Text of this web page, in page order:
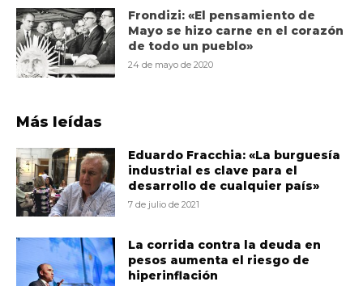
Frondizi: «El pensamiento de
Mayo se hizo carne en el corazón
de todo un pueblo»
24 de mayo de 2020
Más leídas
Eduardo Fracchia: «La burguesía
industrial es clave para el
desarrollo de cualquier país»
7 de julio de 2021
La corrida contra la deuda en
pesos aumenta el riesgo de
hiperinflación